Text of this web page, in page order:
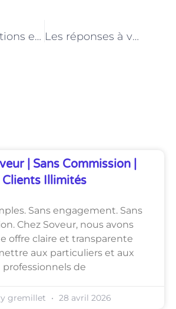
Les formations essentielles pour devenir conseiller en parfumerie à Paris Les réponses à vos questions sur l’épilation au laser à Paris
| Sans Commission |
Clients Illimités
Sans engagement. Sans
Chez Soveur, nous avons
offre claire et transparente
aux particuliers et aux
professionnels de
gremillet 28 avril 2026